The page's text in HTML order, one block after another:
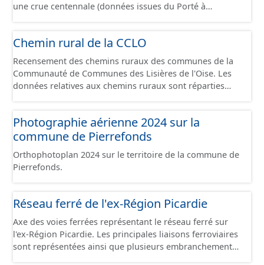
une crue centennale (données issues du Porté à
Chemin rural de la CCLO
Recensement des chemins ruraux des communes de la
Communauté de Communes des Lisières de l'Oise. Les
données relatives aux chemins ruraux sont réparties
générales du chemin (longueur, largeur, etc.). - Secteurs :
les informations générales du chemin et données
relevés sur les chemins (bois, talus, bande enherbée,
etc.). - Observations : les observations relevées sur les
- Plantations : proposition de plantation de haies (haie
basse, haie mixte, etc.).
Photographie aérienne 2024 sur la
commune de Pierrefonds
Orthophotoplan 2024 sur le territoire de la commune de
Pierrefonds.
Réseau ferré de l'ex-Région Picardie
Axe des voies ferrées représentant le réseau ferré sur
l'ex-Région Picardie. Les principales liaisons ferroviaires
sont représentées ainsi que plusieurs embranchements